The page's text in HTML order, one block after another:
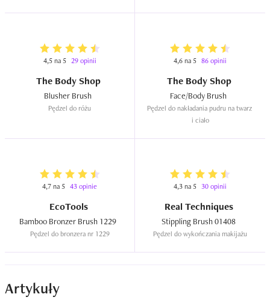
4,5 na 5 29 opinii
The Body Shop
Pędzel do różu
4,6 na 5 86 opinii
The Body Shop
Pędzel do nakładania pudru na twarz
i ciało
4,7 na 5 43 opinie
EcoTools
Pędzel do bronzera nr 1229
4,3 na 5 30 opinii
Real Techniques
Pędzel do wykończania makijażu
Artykuły